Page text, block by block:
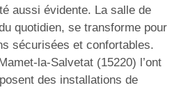
aussi évidente. La salle de
quotidien, se transforme pour
sécurisées et confortables.
la-Salvetat (15220) l’ont
des installations de